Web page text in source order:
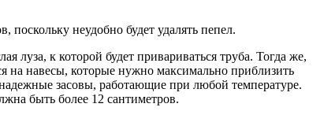
неудобно будет удалять пепел.
луза, к которой будет привариваться труба. Тогда же,
на навесы, которые нужно максимально приблизить
засовы, работающие при любой температуре.
быть более 12 сантиметров.